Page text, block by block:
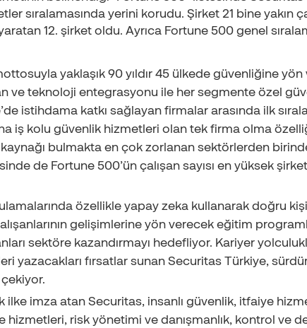
sıralamasında yerini korudu. Şirket 21 bine yakın
12. şirket oldu. Ayrıca Fortune 500 genel
yaklaşık 90 yıldır 45 ülkede güvenliğine
ve teknoloji entegrasyonu ile her segmente özel
istihdama katkı sağlayan firmalar arasında ilk
iş kolu güvenlik hizmetleri olan tek firma olma
bulmakta en çok zorlanan sektörlerden
de Fortune 500’ün çalışan sayısı en yüksek
özellikle yapay zeka kullanarak doğru
gelişimlerine yön verecek eğitim
sektöre kazandırmayı hedefliyor. Kariyer
yazacakları fırsatlar sunan Securitas Türkiye,
imza atan Securitas, insanlı güvenlik, itfaiye
risk yönetimi ve danışmanlık, kontrol ve